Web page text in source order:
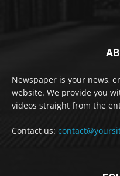
Newspaper is your news,
website. We provide you
videos straight from the
Contact us: